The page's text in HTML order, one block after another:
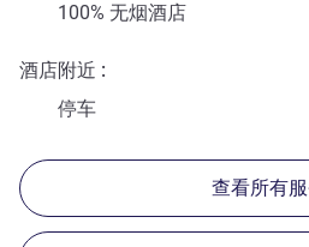
100% 无烟酒店
酒店附近
停车
查看所有